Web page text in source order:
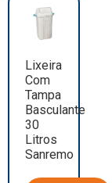
Lixeira
Com
Tampa
Basculante
30
Litros
Sanremo